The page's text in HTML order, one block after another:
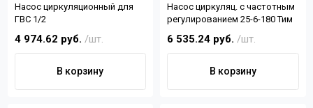
Насос циркуляционный для
ГВС 1/2
4 974.62 руб. /шт.
В корзину
Насос циркуляц. с частотным
регулированием 25-6-180 Тим
6 535.24 руб. /шт.
В корзину